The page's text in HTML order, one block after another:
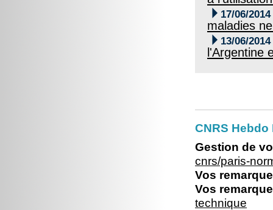
 17/06/2014
maladies
 13/06/2014
l'Argentine
CNRS
Gestion de
cnrs/paris-
Vos
Vos
technique